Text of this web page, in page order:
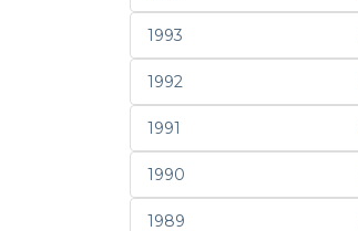
1993
1992
1991
1990
1989